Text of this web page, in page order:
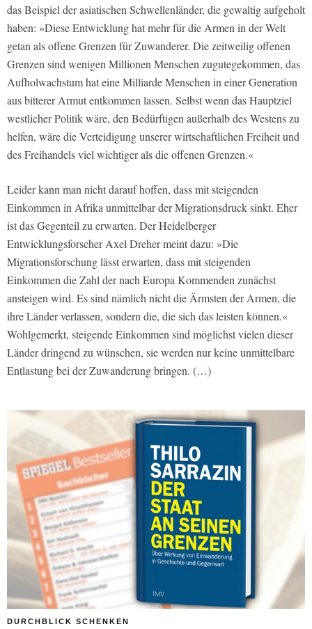
das Beispiel der asiatischen Schwellenländer, die gewaltig aufgeholt
haben: »Diese Entwicklung hat mehr für die Armen in der Welt
getan als offene Grenzen für Zuwanderer. Die zeitweilig offenen
Grenzen sind wenigen Millionen Menschen zugutegekommen, das
Aufholwachstum hat eine Milliarde Menschen in einer Generation
aus bitterer Armut entkommen lassen. Selbst wenn das Hauptziel
westlicher Politik wäre, den Bedürftigen außerhalb des Westens zu
helfen, wäre die Verteidigung unserer wirtschaftlichen Freiheit und
des Freihandels viel wichtiger als die offenen Grenzen.«
Leider kann man nicht darauf hoffen, dass mit steigenden
Einkommen in Afrika unmittelbar der Migrationsdruck sinkt. Eher
ist das Gegenteil zu erwarten. Der Heidelberger
Entwicklungsforscher Axel Dreher meint dazu: »Die
Migrationsforschung lässt erwarten, dass mit steigenden
Einkommen die Zahl der nach Europa Kommenden zunächst
ansteigen wird. Es sind nämlich nicht die Ärmsten der Armen, die
ihre Länder verlassen, sondern die, die sich das leisten können.«
Wohlgemerkt, steigende Einkommen sind möglichst vielen dieser
Länder dringend zu wünschen, sie werden nur keine unmittelbare
Entlastung bei der Zuwanderung bringen. (…)
DURCHBLICK SCHENKEN